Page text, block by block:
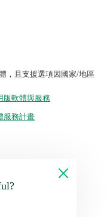
，且支援選項因國家/地區
版軟體與服務
服務計畫